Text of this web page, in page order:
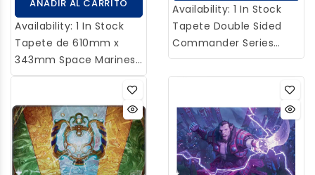
mejorar la durabilidad. El
tapete se presenta en
un resistente tubo de
transporte.
AÑADIR AL CARRITO
Availability: 1 In Stock
Tapete de 610mm x
343mm Space Marines
- Adeptus Astartes
Warhammer 40K - Ultra
Pro
Availability: 1 In Stock
Tapete Double Sided
Commander Series
Trovolar 610mm x
350mm de Magic The
Hecho con una capa de
tela suave para reducir
el daño a las cartas
durante el juego y un